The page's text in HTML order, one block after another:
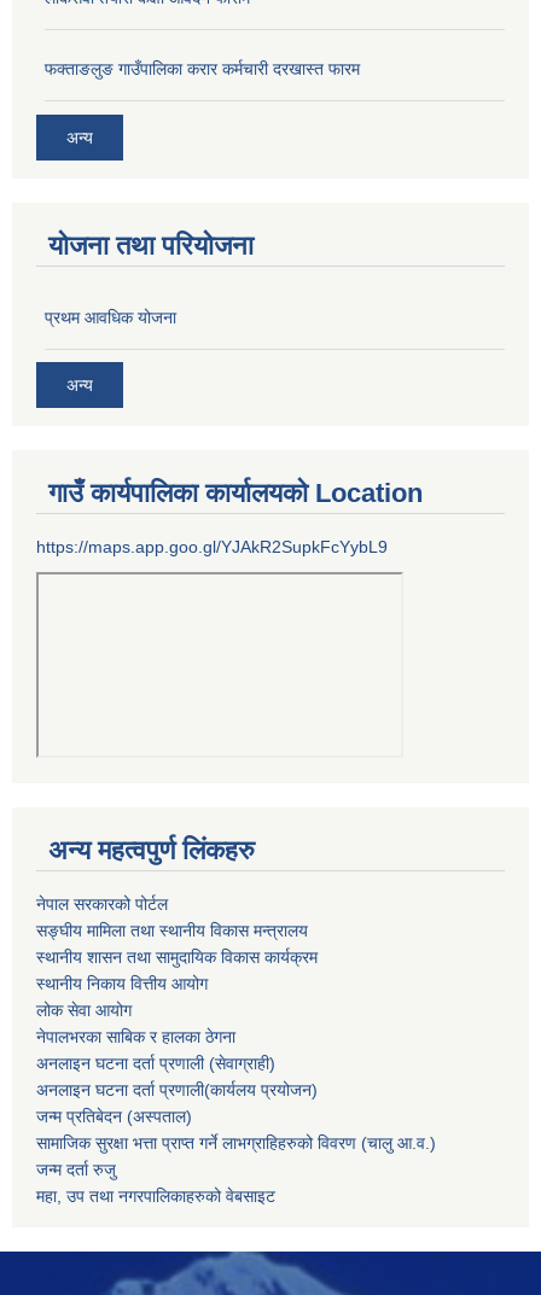
फक्ताङलुङ गाउँपालिका करार कर्मचारी दरखास्त फारम
अन्य
योजना तथा परियोजना
प्रथम आवधिक योजना
अन्य
गाउँ कार्यपालिका कार्यालयको Location
https://maps.app.goo.gl/YJAkR2SupkFcYybL9
अन्य महत्वपुर्ण लिंकहरु
नेपाल सरकारको पोर्टल
सङ्घीय मामिला तथा स्थानीय विकास मन्त्रालय
स्थानीय शासन तथा सामुदायिक विकास कार्यक्रम
स्थानीय निकाय वित्तीय आयोग
लोक सेवा आयोग
नेपालभरका साबिक र हालका ठेगना
अनलाइन घटना दर्ता प्रणाली (सेवाग्राही)
अनलाइन घटना दर्ता प्रणाली(कार्यलय प्रयोजन)
जन्म प्रतिबेदन (अस्पताल)
सामाजिक सुरक्षा भत्ता प्राप्त गर्ने लाभग्राहिहरुको विवरण (चालु आ.व.)
जन्म दर्ता रुजु
महा, उप तथा नगरपालिकाहरुको वेबसाइट